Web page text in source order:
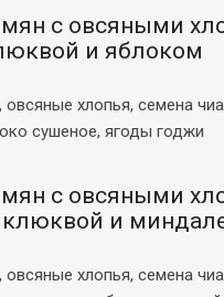
с овсяными
и яблоком
овсяные хлопья, семена
сушеное, ягоды годжи
с овсяными
клюквой и
овсяные хлопья, семена